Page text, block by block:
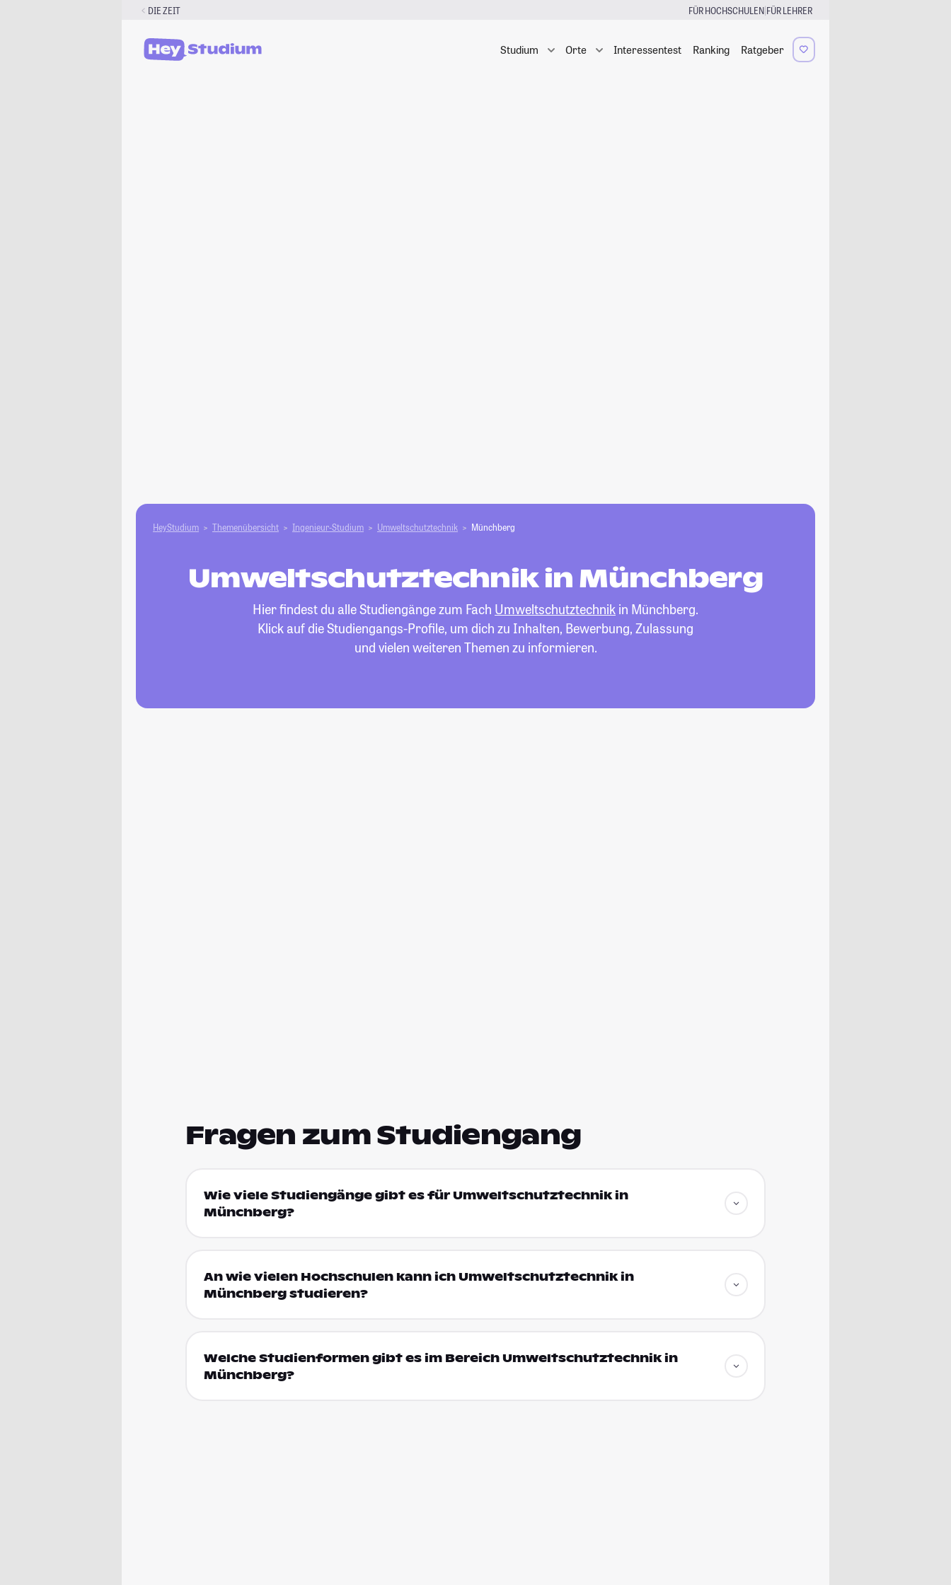
DIE ZEIT FÜR HOCHSCHULEN|FÜR LEHRER
Studium Orte Interessentest Ranking Ratgeber
HeyStudium Themenübersicht Ingenieur-Studium Umweltschutztechnik Münchberg
Umweltschutztechnik in Münchberg
Hier findest du alle Studiengänge zum Fach Umweltschutztechnik in Münchberg.
Klick auf die Studiengangs-Profile, um dich zu Inhalten, Bewerbung, Zulassung
und vielen weiteren Themen zu informieren.
Fragen zum Studiengang
Wie viele Studiengänge gibt es für Umweltschutztechnik in
Münchberg?
An wie vielen Hochschulen kann ich Umweltschutztechnik in
Münchberg studieren?
Welche Studienformen gibt es im Bereich Umweltschutztechnik in
Münchberg?